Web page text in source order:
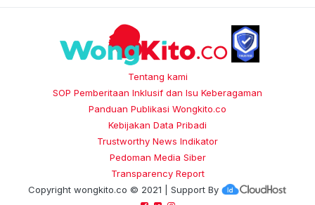
Tentang kami
SOP Pemberitaan Inklusif dan Isu Keberagaman
Panduan Publikasi Wongkito.co
Kebijakan Data Pribadi
Trustworthy News Indikator
Pedoman Media Siber
Transparency Report
Copyright wongkito.co © 2021 | Support By